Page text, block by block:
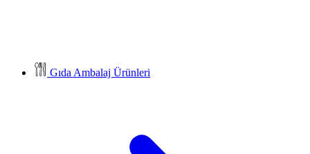
Gıda Ambalaj Ürünleri